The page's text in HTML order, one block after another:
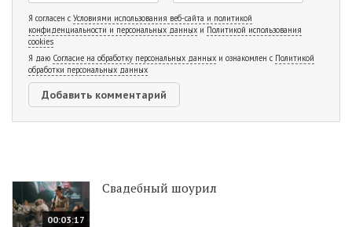
Я согласен с Условиями использования веб-сайта и политикой
конфиденциальности и персональных данных и Политикой использования
cookies
Я даю Согласие на обработку персональных данных и ознакомлен с Политикой
обработки персональных данных
00:03:17
Свадебный шоурил